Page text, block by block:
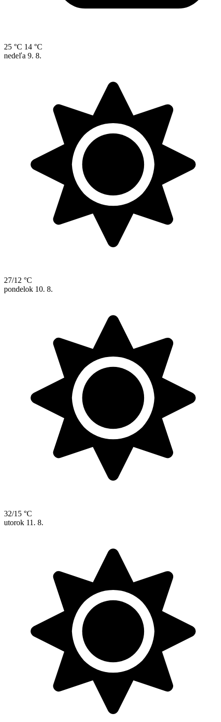
25 °C 14 °C
nedeľa 9. 8.
27/12 °C
pondelok 10. 8.
32/15 °C
utorok 11. 8.